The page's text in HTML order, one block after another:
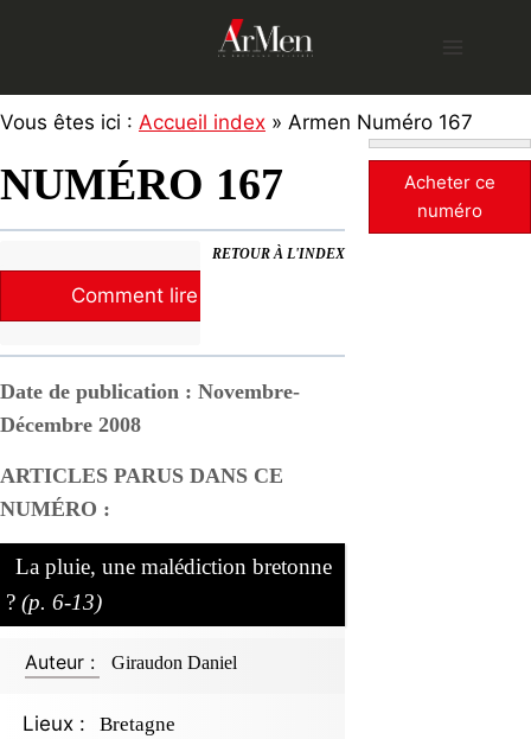
Vous êtes ici : Accueil index » Armen Numéro 167
NUMÉRO 167
RETOUR À L'INDEX
Comment lire la revue ?
Date de publication : Novembre-
Décembre 2008
ARTICLES PARUS DANS CE
NUMÉRO :
La pluie, une malédiction bretonne
? (p. 6-13)
Auteur : Giraudon Daniel
Lieux : Bretagne
Acheter ce
numéro